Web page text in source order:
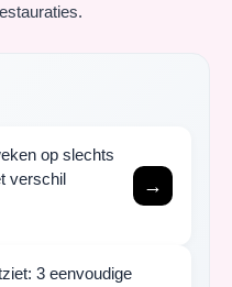
op slechts
verschil
→
3 eenvoudige